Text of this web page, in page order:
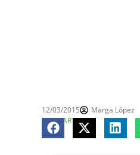
12/03/2015
Marga López
COMPARTE